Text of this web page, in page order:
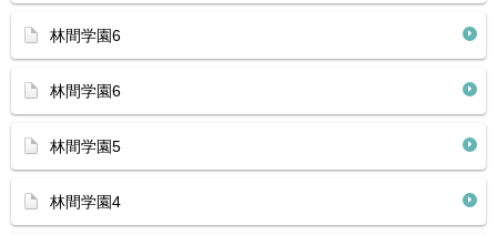
林間学園6
林間学園6
林間学園5
林間学園4